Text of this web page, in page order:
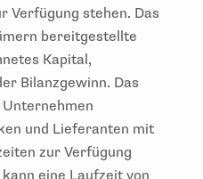
Verfügung stehen. Das
bereitgestellte
Kapital,
Bilanzgewinn. Das
und Lieferanten mit
zur Verfügung
eine Laufzeit von